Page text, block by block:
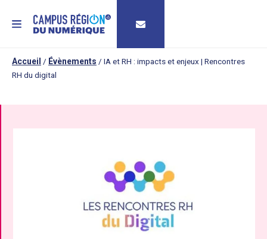
MENU
Accueil / Évènements / IA et RH : impacts et enjeux | Rencontres
RH du digital